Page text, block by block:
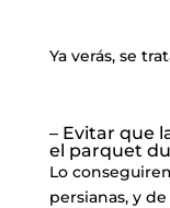
Ya verás, se
– Evitar que
el parquet
Lo
persianas, y